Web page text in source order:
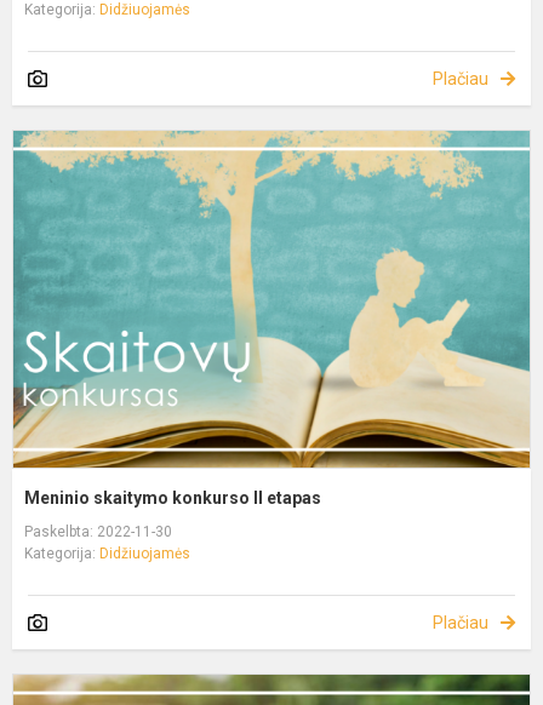
Kategorija: Didžiuojamės
Plačiau
Meninio skaitymo konkurso II etapas
Paskelbta: 2022-11-30
Kategorija: Didžiuojamės
Plačiau